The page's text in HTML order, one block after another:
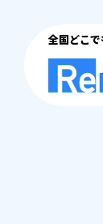
全国どこで